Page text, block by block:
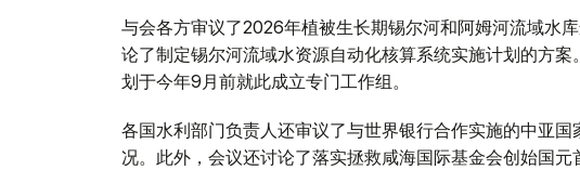
与会各方审议了2026年植被生长期锡尔河和阿姆河流域水
论了制定锡尔河流域水资源自动化核算系统实施计划的方
划于今年9月前就此成立专门工作组。
各国水利部门负责人还审议了与世界银行合作实施的中亚
况。此外，会议还讨论了落实拯救咸海国际基金会创始国元